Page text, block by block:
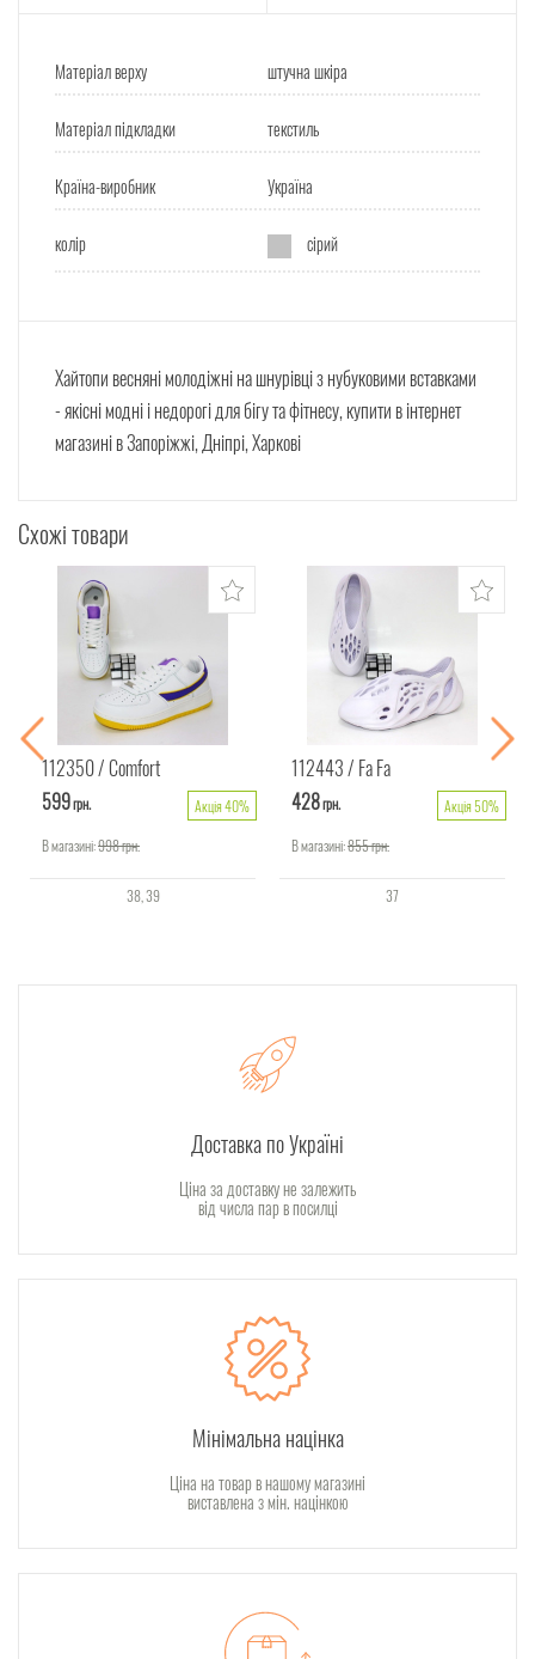
Матеріал верху штучна шкіра
Матеріал підкладки текстиль
Країна-виробник Україна
колір сірий
Хайтопи весняні молодіжні на шнурівці з нубуковими вставками
- якісні модні і недорогі для бігу та фітнесу, купити в інтернет
магазині в Запоріжжі, Дніпрі, Харкові
Схожі товари
112350 Comfort
599грн.
Акція 40%
В магазині:998грн.
38 39
112443 Fa Fa
428грн.
Акція 50%
В магазині:855грн.
37
Доставка по Україні
Ціна за доставку не залежить
від числа пар в посилці
Мінімальна націнка
Ціна на товар в нашому магазині
виставлена з мін. націнкою